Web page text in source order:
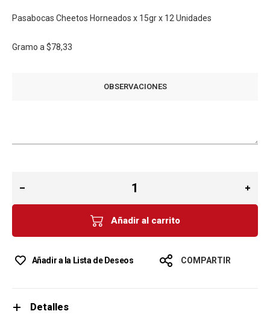
Pasabocas Cheetos Horneados x 15gr x 12 Unidades
Gramo a $78,33
OBSERVACIONES
Añadir al carrito
Añadir a la Lista de Deseos COMPARTIR
Detalles